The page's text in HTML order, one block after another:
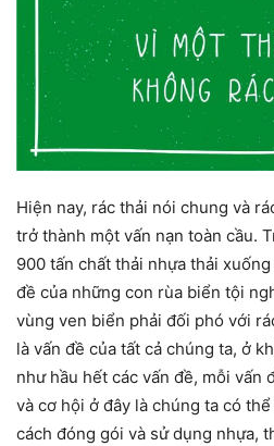
Hiện nay, rác thải nói chung và
trở thành một vấn nạn toàn cầu.
900 tấn chất thải nhựa thải
đề của những con rùa biển tội
vùng ven biển phải đối phó với
là vấn đề của tất cả chúng ta, ở
như hầu hết các vấn đề, mỗi vấn
và cơ hội ở đây là chúng ta có
cách đóng gói và sử dụng nhựa,